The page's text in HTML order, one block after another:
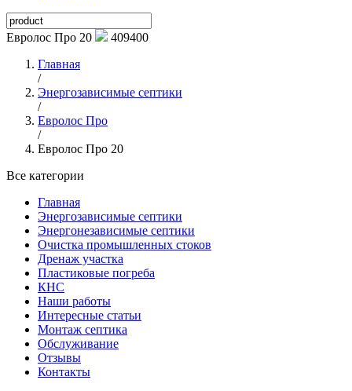
Евролос Про 20
409400
Главная
/
Энергозависимые септики
/
Евролос Про
/
Евролос Про 20
Все категории
Главная
Энергозависимые септики
Энергонезависимые септики
Очистка промышленных стоков
Дренаж участка
Пластиковые погреба
КНС
Наши работы
Интересные статьи
Монтаж септика
Обслуживание
Отзывы
Контакты